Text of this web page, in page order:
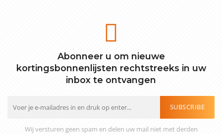
Abonneer u om nieuwe
kortingsbonnenlijsten rechtstreeks in uw
inbox te ontvangen
SUBSCRIBE
Wij versturen geen spam en delen uw mail niet met derden